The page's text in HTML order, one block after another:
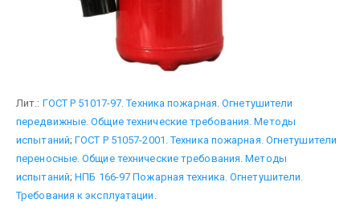
Лит.: ГОСТ Р 51017-97. Техника пожарная. Огнетушители
передвижные. Общие технические требования. Методы
испытаний;ГОСТ Р 51057-2001. Техника пожарная. Огнетушители
переносные. Общие технические требования. Методы
испытаний;НПБ 166-97 Пожарная техника. Огнетушители.
Требования к эксплуатации